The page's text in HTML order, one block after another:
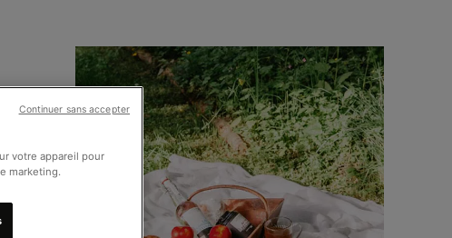
votre appareil pour
marketing.
Continuer sans accepter